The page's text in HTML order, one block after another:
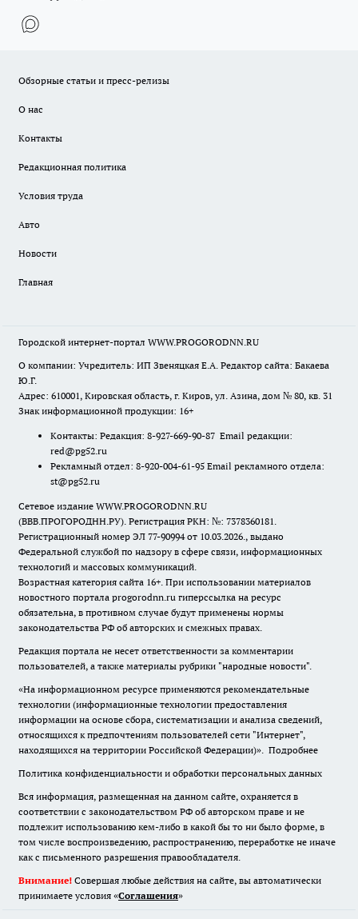
Обзорные статьи и пресс-релизы
О нас
Контакты
Редакционная политика
Условия труда
Авто
Новости
Главная
Городской интернет-портал WWW.PROGORODNN.RU
О компании: Учредитель: ИП Звеняцкая Е.А. Редактор сайта: Бакаева
Ю.Г.
Адрес: 610001, Кировская область, г. Киров, ул. Азина, дом № 80, кв. 31
Знак информационной продукции: 16+
Контакты: Редакция: 8-927-669-90-87 Email редакции:
red@pg52.ru
Рекламный отдел: 8-920-004-61-95 Email рекламного отдела:
st@pg52.ru
Сетевое издание WWW.PROGORODNN.RU
(ВВВ.ПРОГОРОДНН.РУ). Регистрация РКН: №: 7378360181.
Регистрационный номер ЭЛ 77-90994 от 10.03.2026., выдано
Федеральной службой по надзору в сфере связи, информационных
технологий и массовых коммуникаций.
Возрастная категория сайта 16+. При использовании материалов
новостного портала progorodnn.ru гиперссылка на ресурс
обязательна, в противном случае будут применены нормы
законодательства РФ об авторских и смежных правах.
Редакция портала не несет ответственности за комментарии
пользователей, а также материалы рубрики "народные новости".
«На информационном ресурсе применяются рекомендательные
технологии (информационные технологии предоставления
информации на основе сбора, систематизации и анализа сведений,
относящихся к предпочтениям пользователей сети "Интернет",
находящихся на территории Российской Федерации)». Подробнее
Политика конфиденциальности и обработки персональных данных
Вся информация, размещенная на данном сайте, охраняется в
соответствии с законодательством РФ об авторском праве и не
подлежит использованию кем-либо в какой бы то ни было форме, в
том числе воспроизведению, распространению, переработке не иначе
как с письменного разрешения правообладателя.
Внимание! Совершая любые действия на сайте, вы автоматически
принимаете условия «Cоглашения»